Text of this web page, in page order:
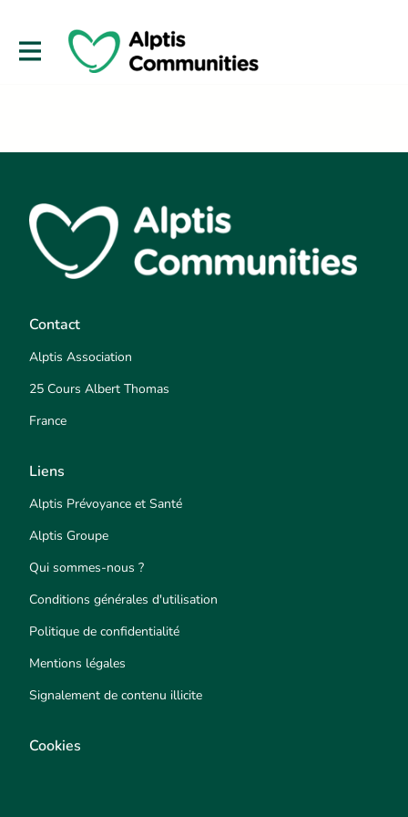
Contact
Alptis Association
25 Cours Albert Thomas
France
Liens
Alptis Prévoyance et Santé
Alptis Groupe
Qui sommes-nous ?
Conditions générales d'utilisation
Politique de confidentialité
Mentions légales
Signalement de contenu illicite
Cookies